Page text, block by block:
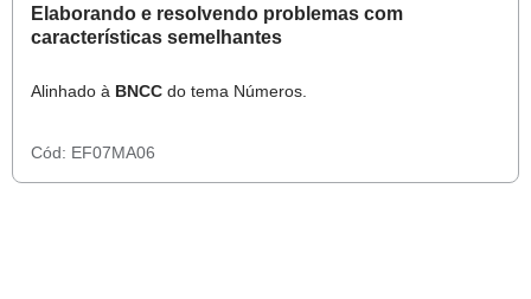
Elaborando e resolvendo problemas com
características semelhantes
Alinhado à BNCC do tema Números.
Cód: EF07MA06